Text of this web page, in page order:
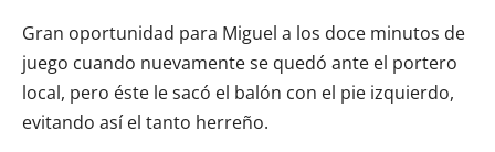
Gran oportunidad para Miguel a los doce minutos de
juego cuando nuevamente se quedó ante el portero
local, pero éste le sacó el balón con el pie izquierdo,
evitando así el tanto herreño.